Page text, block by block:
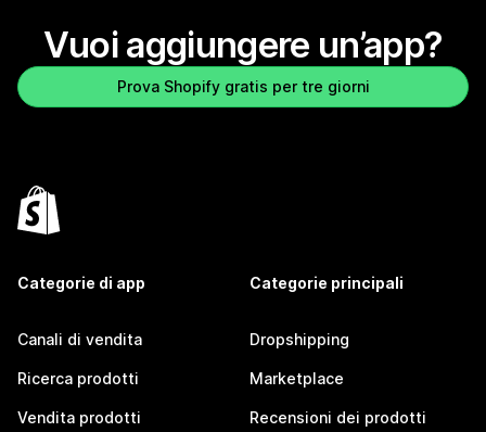
Vuoi aggiungere un’app?
Prova Shopify gratis per tre giorni
Categorie di app
Canali di vendita
Ricerca prodotti
Vendita prodotti
Categorie principali
Dropshipping
Marketplace
Recensioni dei prodotti